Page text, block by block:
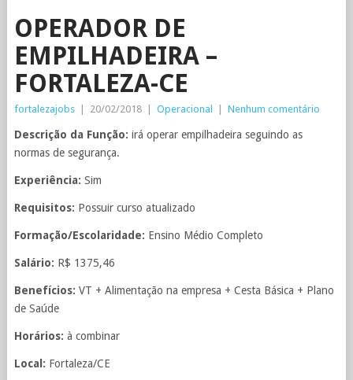
OPERADOR DE
EMPILHADEIRA –
FORTALEZA-CE
fortalezajobs 20/02/2018 Operacional Nenhum comentário
Descrição da Função: irá operar empilhadeira seguindo as
normas de segurança.
Experiência: Sim
Requisitos: Possuir curso atualizado
Formação/Escolaridade: Ensino Médio Completo
Salário: R$ 1375,46
Benefícios: VT + Alimentação na empresa + Cesta Básica + Plano
de Saúde
Horários: à combinar
Local: Fortaleza/CE